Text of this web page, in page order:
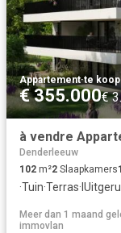
Appartement·te koop
€ 355.000€
à vendre
Denderleeuw
102 m²2 Slaapkamers1
·Tuin·Terras·
Meer dan 1 maand
immovlan